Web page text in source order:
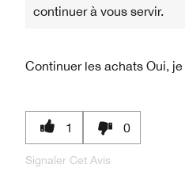
continuer à vous servir.
Continuer les achats Oui,
1 0
Signaler Cet Avis